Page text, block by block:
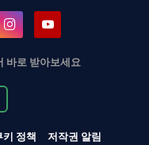
바로 받아보세요
키 정책
저작권 알림